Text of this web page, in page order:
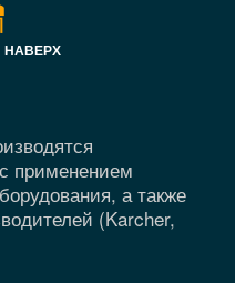
применением
а также
(Karcher,